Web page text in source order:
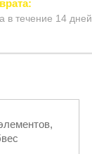
в течение 14 дней